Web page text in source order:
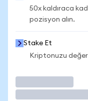
50x kaldıraca
pozisyon alın.
Stake Et
Kriptonuzu